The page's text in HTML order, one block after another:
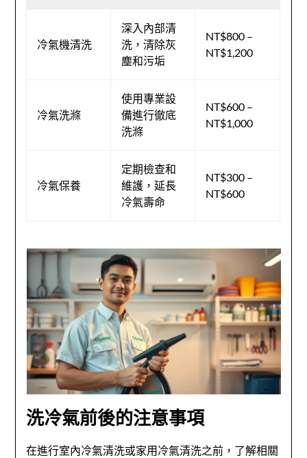
冷氣機清洗
深入內部清
洗，清除灰
塵和污垢
NT$800 –
NT$1,200
冷氣洗滌
使用專業設
備進行徹底
洗滌
NT$600 –
NT$1,000
冷氣保養
定期檢查和
維護，延長
冷氣壽命
NT$300 –
NT$600
洗冷氣前後的注意事項
在進行室內冷氣清洗或家用冷氣清洗之前，了解相關